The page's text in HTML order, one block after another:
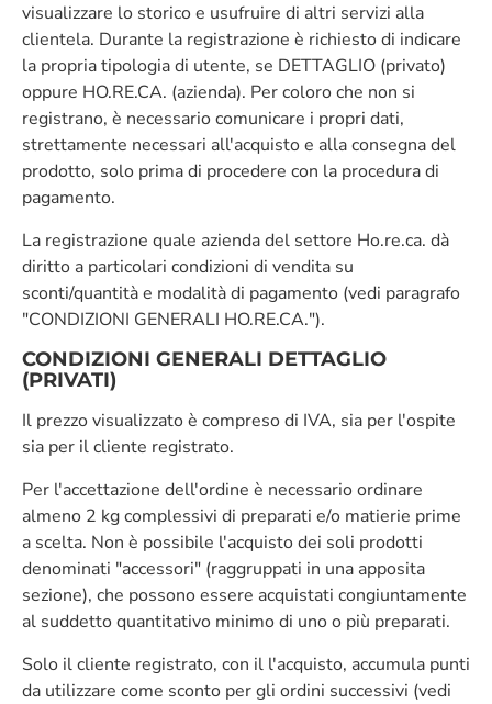
visualizzare lo storico e usufruire di altri servizi alla
clientela. Durante la registrazione è richiesto di indicare
la propria tipologia di utente, se DETTAGLIO (privato)
oppure HO.RE.CA. (azienda). Per coloro che non si
registrano, è necessario comunicare i propri dati,
strettamente necessari all'acquisto e alla consegna del
prodotto, solo prima di procedere con la procedura di
pagamento.
La registrazione quale azienda del settore Ho.re.ca. dà
diritto a particolari condizioni di vendita su
sconti/quantità e modalità di pagamento (vedi paragrafo
"CONDIZIONI GENERALI HO.RE.CA.").
CONDIZIONI GENERALI DETTAGLIO
(PRIVATI)
Il prezzo visualizzato è compreso di IVA, sia per l'ospite
sia per il cliente registrato.
Per l'accettazione dell'ordine è necessario ordinare
almeno 2 kg complessivi di preparati e/o matierie prime
a scelta. Non è possibile l'acquisto dei soli prodotti
denominati "accessori" (raggruppati in una apposita
sezione), che possono essere acquistati congiuntamente
al suddetto quantitativo minimo di uno o più preparati.
Solo il cliente registrato, con il l'acquisto, accumula punti
da utilizzare come sconto per gli ordini successivi (vedi